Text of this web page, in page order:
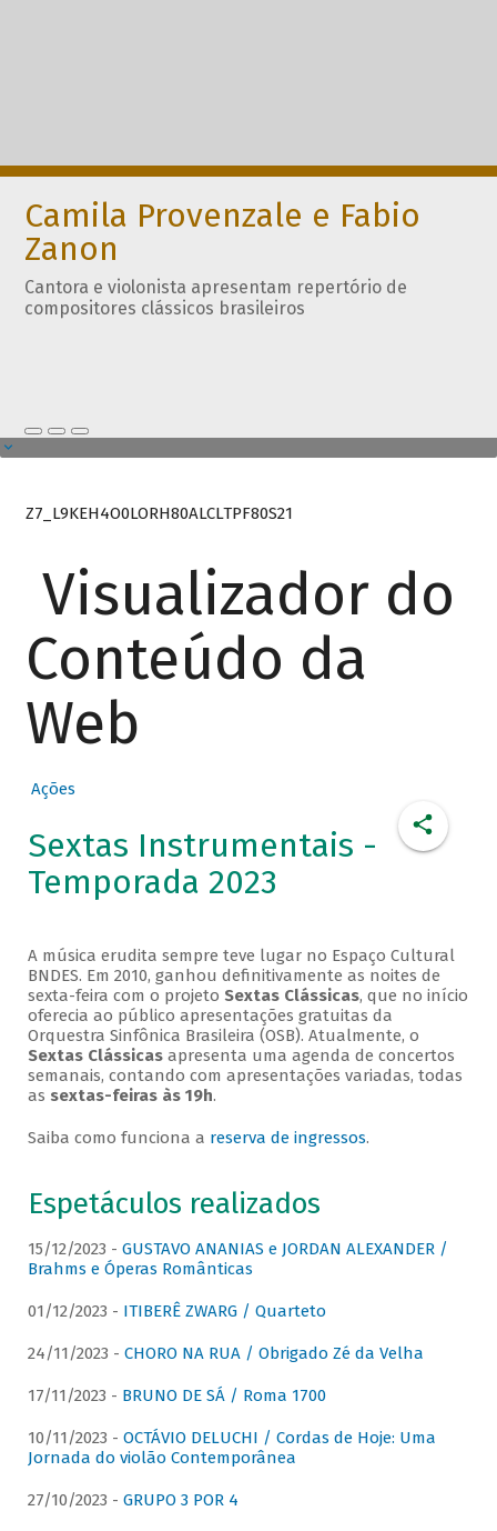
Camila Provenzale e Fabio
Zanon
Cantora e violonista apresentam repertório de
compositores clássicos brasileiros
Z7_L9KEH4O0LORH80ALCLTPF80S21
Visualizador do
Conteúdo da
Web
Ações
Sextas Instrumentais -
Temporada 2023
A música erudita sempre teve lugar no Espaço Cultural
BNDES. Em 2010, ganhou definitivamente as noites de
sexta-feira com o projeto Sextas Clássicas, que no início
oferecia ao público apresentações gratuitas da
Orquestra Sinfônica Brasileira (OSB). Atualmente, o
Sextas Clássicasapresenta uma agenda de concertos
semanais, contando com apresentações variadas, todas
as sextas-feiras às 19h.
Saiba como funciona a reserva de ingressos.
Espetáculos realizados
15/12/2023 - GUSTAVO ANANIAS e JORDAN ALEXANDER /
Brahms e Óperas Românticas
01/12/2023 - ITIBERÊ ZWARG / Quarteto
24/11/2023 - CHORO NA RUA / Obrigado Zé da Velha
17/11/2023 - BRUNO DE SÁ / Roma 1700
10/11/2023 - OCTÁVIO DELUCHI / Cordas de Hoje: Uma
Jornada do violão Contemporânea
27/10/2023 - GRUPO 3 POR 4